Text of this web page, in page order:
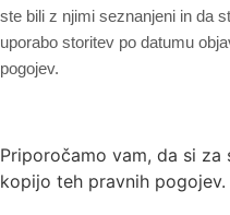
ste bili z njimi seznanjeni in da
uporabo storitev po datumu
pogojev.
Priporočamo vam, da si
kopijo teh pravnih pogojev.